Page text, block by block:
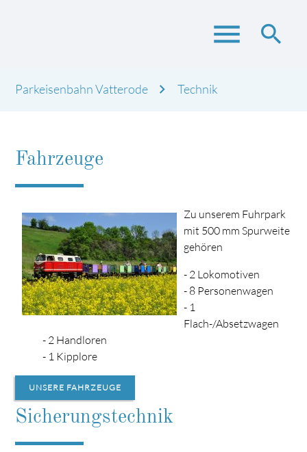
menu search
Parkeisenbahn Vatterode Technik
Fahrzeuge
Zu unserem Fuhrpark
mit 500 mm Spurweite
gehören
- 2 Lokomotiven
- 8 Personenwagen
- 1
Flach-/Absetzwagen
- 2 Handloren
- 1 Kipplore
UNSERE FAHRZEUGE
Sicherungstechnik